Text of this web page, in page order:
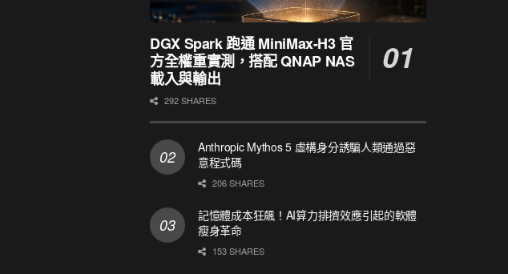
DGX Spark 跑通 MiniMax-H3 官
方全權重實測，搭配 QNAP NAS
載入與輸出
292 SHARES
Anthropic Mythos 5 虛構身分誘騙人類通過惡
意程式碼
206 SHARES
記憶體成本狂飆！AI算力排擠效應引起的軟體
瘦身革命
153 SHARES